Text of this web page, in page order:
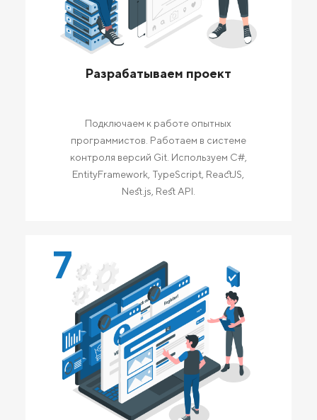
Разрабатываем проект
Подключаем к работе опытных
программистов. Работаем в системе
контроля версий Git. Используем C#,
EntityFramework, TypeScript, ReactJS,
Nest.js, Rest API.
7